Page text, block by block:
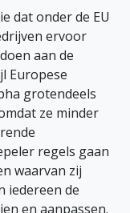
dat onder de EU
ervoor
aan de
Europese
grotendeels
ze minder
regels gaan
waarvan zij
iedereen de
en aanpassen.